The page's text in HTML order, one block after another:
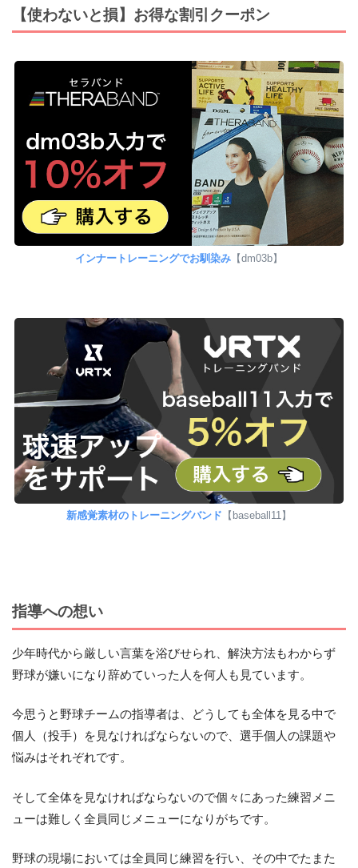
【使わないと損】お得な割引クーポン
インナートレーニングでお馴染み 【dm03b】
新感覚素材のトレーニングバンド 【baseball11】
指導への想い
少年時代から厳しい言葉を浴びせられ、解決方法もわからず
野球が嫌いになり辞めていった人を何人も見ています。
今思うと野球チームの指導者は、どうしても全体を見る中で
個人（投手）を見なければならないので、選手個人の課題や
悩みはそれぞれです。
そして全体を見なければならないので個々にあった練習メニ
ューは難しく全員同じメニューになりがちです。
野球の現場においては全員同じ練習を行い、その中でたまた